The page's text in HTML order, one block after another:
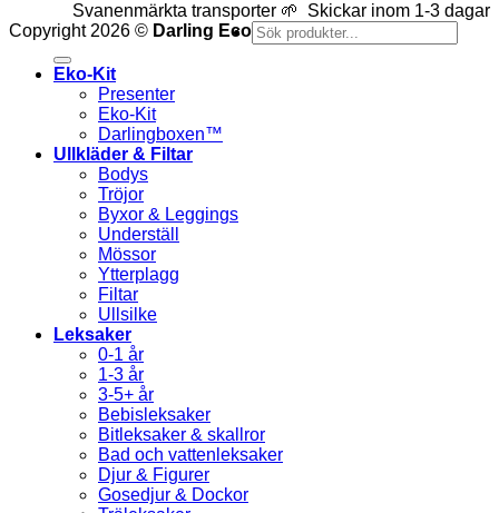
Svanenmärkta transporter 🌱 Skickar inom 1-3 dagar
Copyright 2026 © Darling EcoSök
efter:
Eko-Kit
Presenter
Eko-Kit
Darlingboxen™
Ullkläder & Filtar
Bodys
Tröjor
Byxor & Leggings
Underställ
Mössor
Ytterplagg
Filtar
Ullsilke
Leksaker
0-1 år
1-3 år
3-5+ år
Bebisleksaker
Bitleksaker & skallror
Bad och vattenleksaker
Djur & Figurer
Gosedjur & Dockor